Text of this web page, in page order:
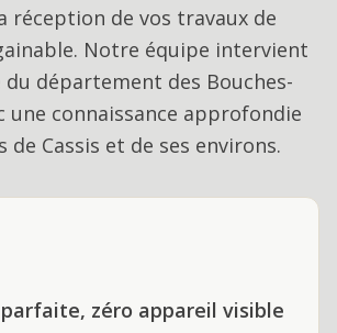
réception de vos travaux de
. Notre équipe intervient
département des Bouches-
une connaissance approfondie
de Cassis et de ses environs.
zéro appareil visible